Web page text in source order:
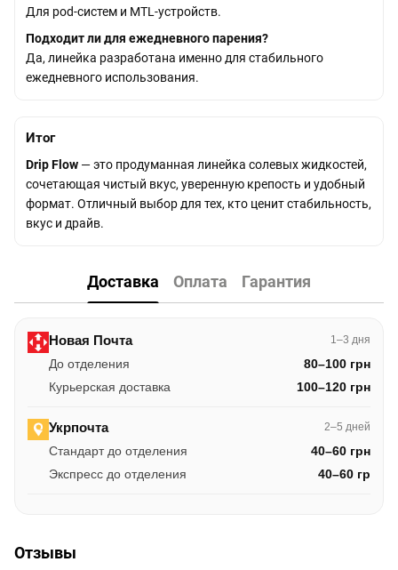
Для pod-систем и MTL-устройств.
Подходит ли для ежедневного парения?
Да, линейка разработана именно для стабильного
ежедневного использования.
Итог
Drip Flow — это продуманная линейка солевых жидкостей,
сочетающая чистый вкус, уверенную крепость и удобный
формат. Отличный выбор для тех, кто ценит стабильность,
вкус и драйв.
Доставка Оплата Гарантия
Новая Почта 1–3 дня
До отделения
80–100 грн
Курьерская доставка
100–120 грн
Укрпочта 2–5 дней
Стандарт до отделения
40–60 грн
Экспресс до отделения
40–60 гр
Отзывы